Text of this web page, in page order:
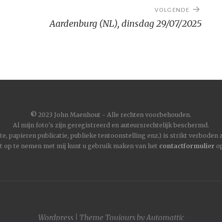
VOLGENDE
Aardenburg (NL), dinsdag 29/07/2025
© 2023 John Maenhout - Alle rechten voorbehouden.
Al mijn foto's zijn geregistreerd en auteursrechtelijk beschermd.
papieren publicatie, publieke tentoonstelling enz.) is strikt
op te nemen met mij kunt u gebruik maken van het contactformulier
Wordpress| Theme ToujoursbyAutomattic